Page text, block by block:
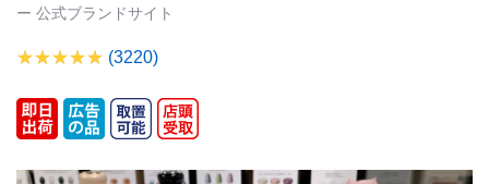
ー 公式ブランドサイト
(3220)